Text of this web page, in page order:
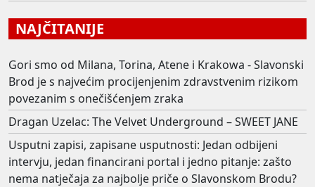
NAJČITANIJE
Gori smo od Milana, Torina, Atene i Krakowa - Slavonski
Brod je s najvećim procijenjenim zdravstvenim rizikom
povezanim s onečišćenjem zraka
Dragan Uzelac: The Velvet Underground – SWEET JANE
Usputni zapisi, zapisane usputnosti: Jedan odbijeni
intervju, jedan financirani portal i jedno pitanje: zašto
nema natječaja za najbolje priče o Slavonskom Brodu?